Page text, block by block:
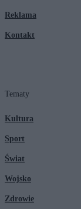
Reklama
Kontakt
Tematy
Kultura
Sport
Świat
Wojsko
Zdrowie